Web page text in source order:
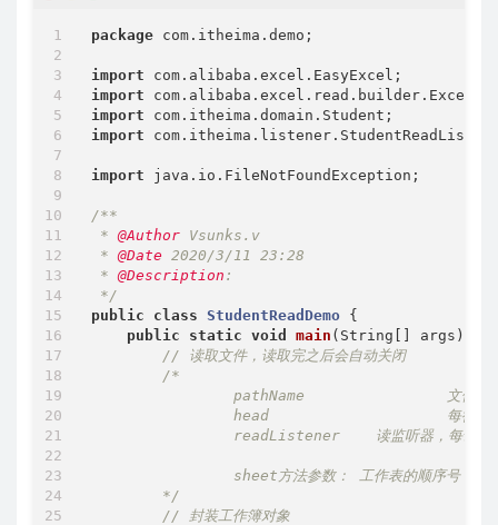
package com.itheima.demo;
import
import
import
import
import java.io.FileNotFoundException;
/**
* @Author Vsunks.v
* @Date 2020/3/11 23:28
* @Description :
*/
public
class StudentReadDemo {
public
static void main (String[] args)
// 读取文件，读取完之后会自动关闭
/*
        */
// 封装工作簿对象